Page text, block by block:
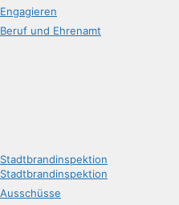
Engagieren
Beruf und Ehrenamt
Stadtbrandinspektion
Stadtbrandinspektion
Ausschüsse